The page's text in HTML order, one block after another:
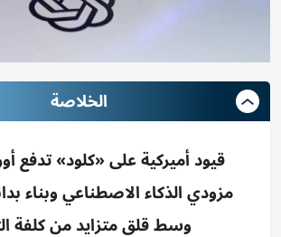
الخلاصة
قيود أميركية على «كلود» تدفع
مزودي الذكاء الاصطناعي وبناء
وسط قلق متزايد من كلفة